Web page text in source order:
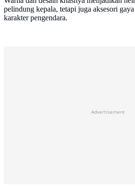
pelindung kepala, tetapi juga aksesori
karakter pengendara.
Advertisement